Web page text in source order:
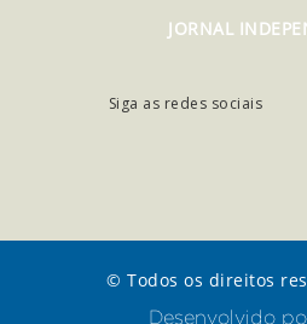
JORNAL
Siga as redes sociais
© Todos os direitos